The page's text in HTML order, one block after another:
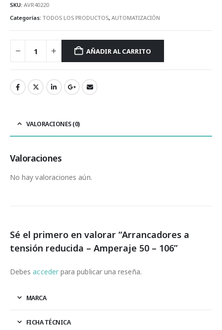
SKU: AVR40220
Categorías: TODOS LOS PRODUCTOS, AUTOMATIZACIÓN
AÑADIR AL CARRITO
VALORACIONES (0)
Valoraciones
No hay valoraciones aún.
Sé el primero en valorar “Arrancadores a
tensión reducida – Amperaje 50 – 106”
Debesaccederpara publicar una reseña.
MARCA
FICHA TÉCNICA